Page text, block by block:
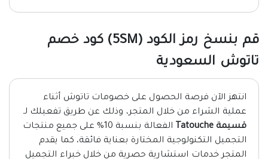
قم بنسخ رمز الكود (5SM) كود خصم
تاتوش السعودية
انتهز الآن فرصة الحصول على خصومات تاتوش أثناء
عملية الشراء من خلال المتجر، وذلك عن طريق تفعيلك لـ
قسيمة Tatouche
الفعالة بنسبة 10% على جميع منتجات
التجميل التكنولوجية المختارة بعناية فائقة، كما يقدم
المتجر خدمات استشارية حصرية من خلال خبراء التجميل